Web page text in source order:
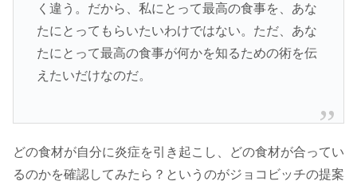
く違う。だから、私にとって最高の食事を、あな
たにとってもらいたいわけではない。ただ、あな
たにとって最高の食事が何かを知るための術を伝
えたいだけなのだ。
どの食材が自分に炎症を引き起こし、どの食材が合ってい
るのかを確認してみたら？というのがジョコビッチの提案